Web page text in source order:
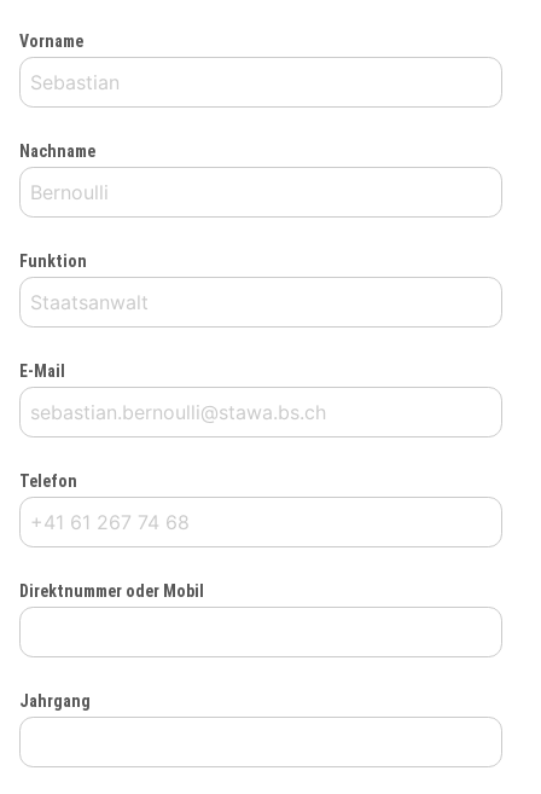
Vorname
Nachname
Funktion
E-Mail
Telefon
Direktnummer oder Mobil
Jahrgang